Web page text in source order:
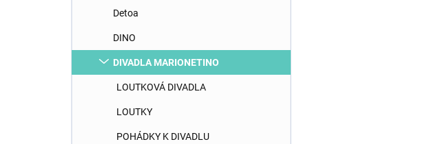
Detoa
DINO
DIVADLA MARIONETINO
LOUTKOVÁ DIVADLA
LOUTKY
POHÁDKY K DIVADLU